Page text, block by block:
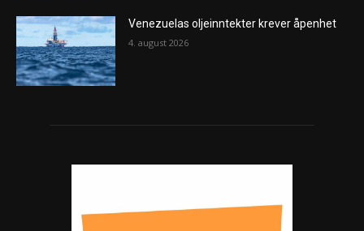
Venezuelas oljeinntekter krever åpenhet
4. august 2026